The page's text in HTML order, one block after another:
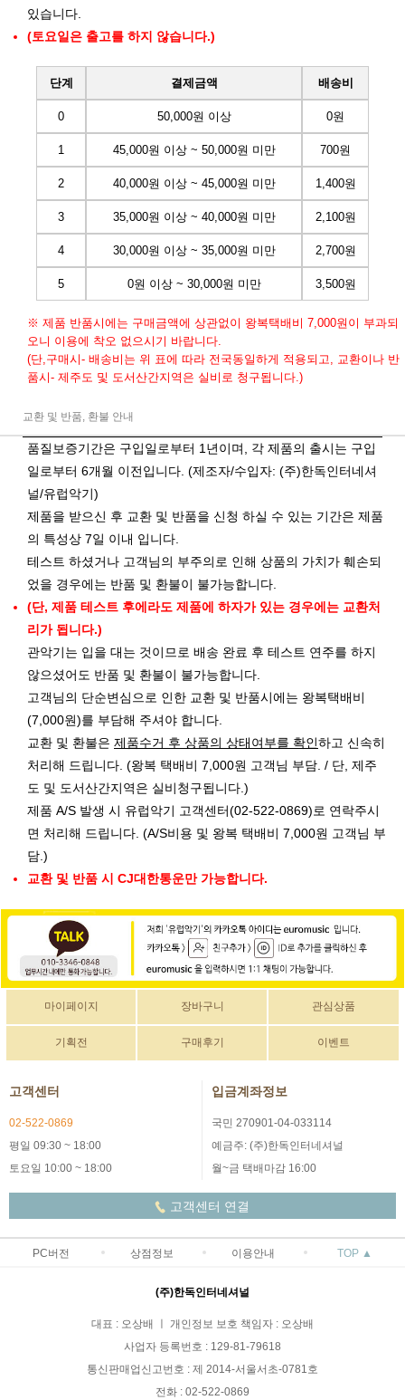
있습니다.
(토요일은 출고를 하지 않습니다.)
단계 결제금액 배송비
0 50,000원 이상 0원
1 45,000원 이상 ~ 50,000원 미만 700원
2 40,000원 이상 ~ 45,000원 미만 1,400원
3 35,000원 이상 ~ 40,000원 미만 2,100원
4 30,000원 이상 ~ 35,000원 미만 2,700원
5 0원 이상 ~ 30,000원 미만 3,500원
※ 제품 반품시에는 구매금액에 상관없이 왕복택배비 7,000원이 부과되
오니 이용에 착오 없으시기 바랍니다.
(단,구매시- 배송비는 위 표에 따라 전국동일하게 적용되고, 교환이나 반
품시- 제주도 및 도서산간지역은 실비로 청구됩니다.)
교환 및 반품, 환불 안내
품질보증기간은 구입일로부터 1년이며, 각 제품의 출시는 구입
일로부터 6개월 이전입니다. (제조자/수입자: (주)한독인터네셔
널/유럽악기)
제품을 받으신 후 교환 및 반품을 신청 하실 수 있는 기간은 제품
의 특성상 7일 이내 입니다.
테스트 하셨거나 고객님의 부주의로 인해 상품의 가치가 훼손되
었을 경우에는 반품 및 환불이 불가능합니다.
(단, 제품 테스트 후에라도 제품에 하자가 있는 경우에는 교환처
리가 됩니다.)
관악기는 입을 대는 것이므로 배송 완료 후 테스트 연주를 하지
않으셨어도 반품 및 환불이 불가능합니다.
고객님의 단순변심으로 인한 교환 및 반품시에는 왕복택배비
(7,000원)를 부담해 주셔야 합니다.
교환 및 환불은 제품수거 후 상품의 상태여부를 확인하고 신속히
처리해 드립니다. (왕복 택배비 7,000원 고객님 부담. / 단, 제주
도 및 도서산간지역은 실비청구됩니다.)
제품 A/S 발생 시 유럽악기 고객센터(02-522-0869)로 연락주시
면 처리해 드립니다. (A/S비용 및 왕복 택배비 7,000원 고객님 부
담.)
교환 및 반품 시 CJ대한통운만 가능합니다.
마이페이지 장바구니 관심상품
기획전 구매후기 이벤트
고객센터
02-522-0869
평일 09:30 ~ 18:00
토요일 10:00 ~ 18:00
입금계좌정보
국민 270901-04-033114
예금주: (주)한독인터네셔널
월~금 택배마감 16:00
고객센터 연결
PC버전 상점정보 이용안내 TOP ▲
(주)한독인터네셔널
대표 : 오상배 ㅣ 개인정보 보호 책임자 : 오상배
사업자 등록번호 : 129-81-79618
통신판매업신고번호 : 제 2014-서울서초-0781호
전화 : 02-522-0869